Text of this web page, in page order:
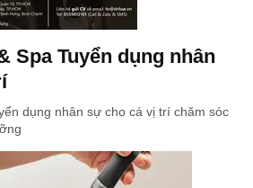
Spa Tuyển dụng nhân
dụng nhân sự cho cá vị trí chăm sóc